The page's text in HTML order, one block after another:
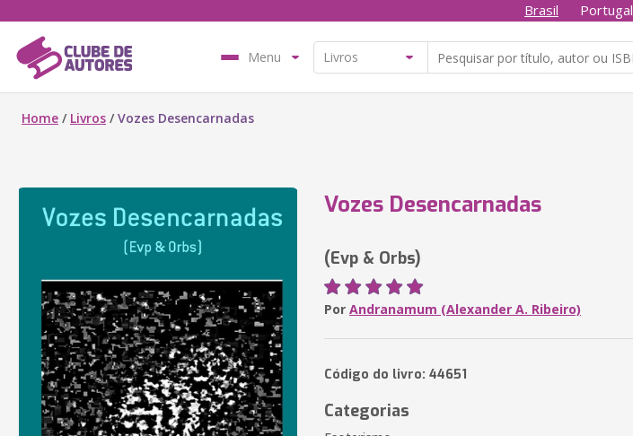
Brasil Portugal
Menu
Home / Livros /Vozes Desencarnadas
Vozes Desencarnadas
(Evp & Orbs)
Por Andranamum (Alexander A. Ribeiro)
Código do livro: 44651
Categorias